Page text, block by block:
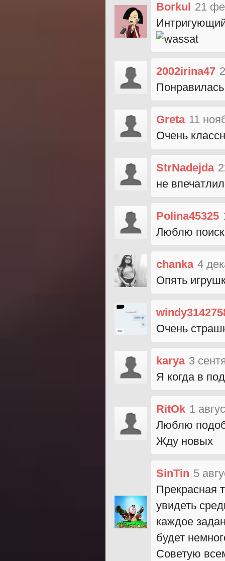
Borkul 21
2002irina47
Greta 11
Очень
StrNadejda
не
Polina45325
Люблю
chanka 4
Опять
Очень
karya 3
Я когда в
RitOk 1
Люблю
Жду новых
SinTin 5
Прекрасная
увидеть
каждое
будет
Советую